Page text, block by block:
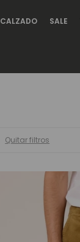
CALZADO SALE
Quitar filtros